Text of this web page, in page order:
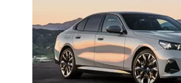
Yağlar & Sıvılar
LPG & Yakıt
Elektrik & Akü